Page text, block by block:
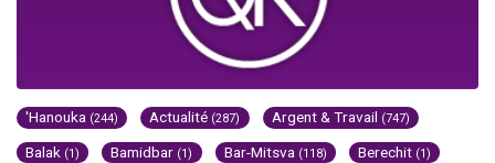
'Hanouka (244) Actualité (287) Argent & Travail (747)
Balak (1) Bamidbar (1) Bar-Mitsva (118) Berechit (1)